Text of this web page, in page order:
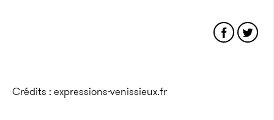
Crédits : expressions-venissieux.fr